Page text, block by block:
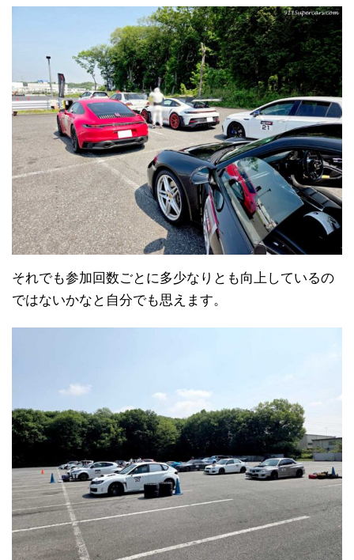
それでも参加回数ごとに多少なりとも向上しているの
ではないかなと自分でも思えます。